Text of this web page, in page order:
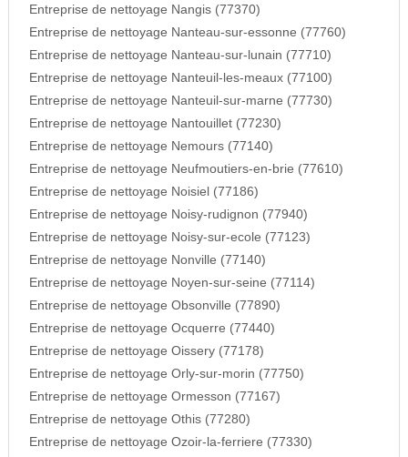
Entreprise de nettoyage Nangis (77370)
Entreprise de nettoyage Nanteau-sur-essonne (77760)
Entreprise de nettoyage Nanteau-sur-lunain (77710)
Entreprise de nettoyage Nanteuil-les-meaux (77100)
Entreprise de nettoyage Nanteuil-sur-marne (77730)
Entreprise de nettoyage Nantouillet (77230)
Entreprise de nettoyage Nemours (77140)
Entreprise de nettoyage Neufmoutiers-en-brie (77610)
Entreprise de nettoyage Noisiel (77186)
Entreprise de nettoyage Noisy-rudignon (77940)
Entreprise de nettoyage Noisy-sur-ecole (77123)
Entreprise de nettoyage Nonville (77140)
Entreprise de nettoyage Noyen-sur-seine (77114)
Entreprise de nettoyage Obsonville (77890)
Entreprise de nettoyage Ocquerre (77440)
Entreprise de nettoyage Oissery (77178)
Entreprise de nettoyage Orly-sur-morin (77750)
Entreprise de nettoyage Ormesson (77167)
Entreprise de nettoyage Othis (77280)
Entreprise de nettoyage Ozoir-la-ferriere (77330)